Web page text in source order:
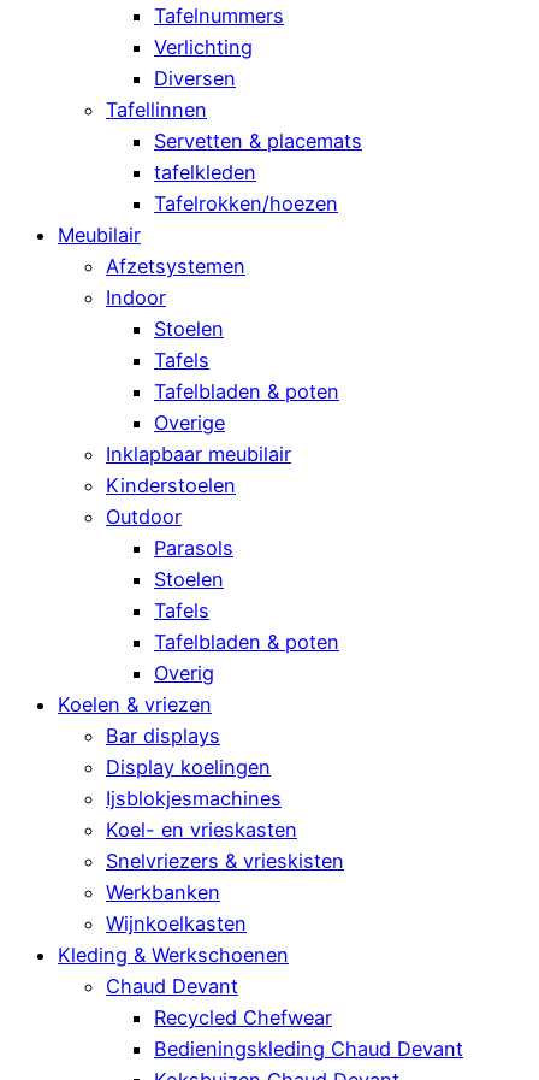
Tafelnummers
Verlichting
Diversen
Tafellinnen
Servetten & placemats
tafelkleden
Tafelrokken/hoezen
Meubilair
Afzetsystemen
Indoor
Stoelen
Tafels
Tafelbladen & poten
Overige
Inklapbaar meubilair
Kinderstoelen
Outdoor
Parasols
Stoelen
Tafels
Tafelbladen & poten
Overig
Koelen & vriezen
Bar displays
Display koelingen
Ijsblokjesmachines
Koel- en vrieskasten
Snelvriezers & vrieskisten
Werkbanken
Wijnkoelkasten
Kleding & Werkschoenen
Chaud Devant
Recycled Chefwear
Bedieningskleding Chaud Devant